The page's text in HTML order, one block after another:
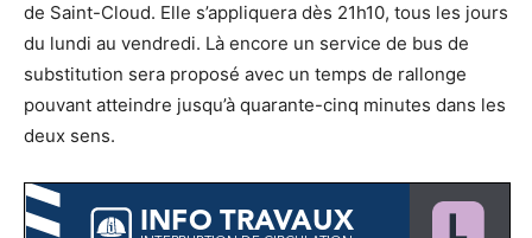
de Saint-Cloud. Elle s’appliquera dès 21h10, tous les jours
du lundi au vendredi. Là encore un service de bus de
substitution sera proposé avec un temps de rallonge
pouvant atteindre jusqu’à quarante-cinq minutes dans les
deux sens.